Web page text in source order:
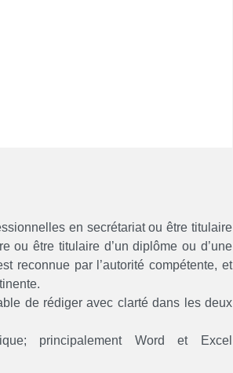
en secrétariat ou être titulaire
ou être titulaire d’un diplôme ou d’une
reconnue par l’autorité compétente, et
de rédiger avec clarté dans les deux
principalement Word et Excel